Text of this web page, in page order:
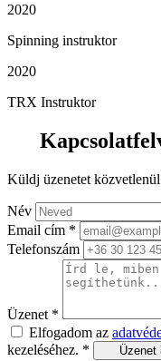
2020
Spinning instruktor
2020
TRX Instruktor
Küldj üzenetet közvetlenül
Név
Email cím *
Telefonszám
Üzenet *
Elfogadom az
kezeléséhez. * Üzenet